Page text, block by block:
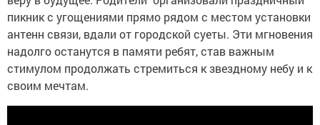
пикник с угощениями прямо рядом с местом установки
антенн связи, вдали от городской суеты. Эти мгновения
надолго останутся в памяти ребят, став важным
стимулом продолжать стремиться к звездному небу и к
своим мечтам.